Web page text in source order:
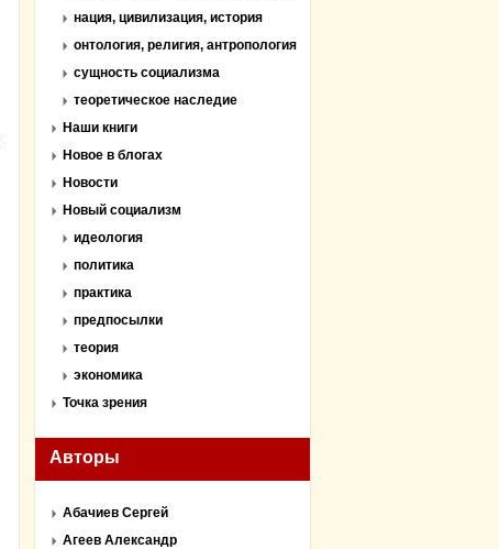
нация, цивилизация, история
онтология, религия, антропология
сущность социализма
теоретическое наследие
Наши книги
Новое в блогах
Новости
Новый социализм
идеология
политика
практика
предпосылки
теория
экономика
Точка зрения
Авторы
Абачиев Сергей
Агеев Александр